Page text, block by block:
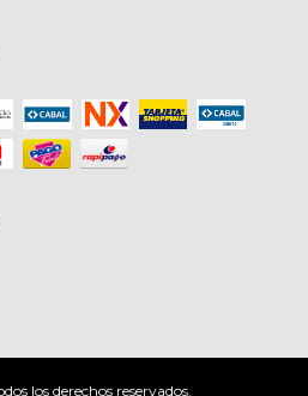
los derechos reservados.